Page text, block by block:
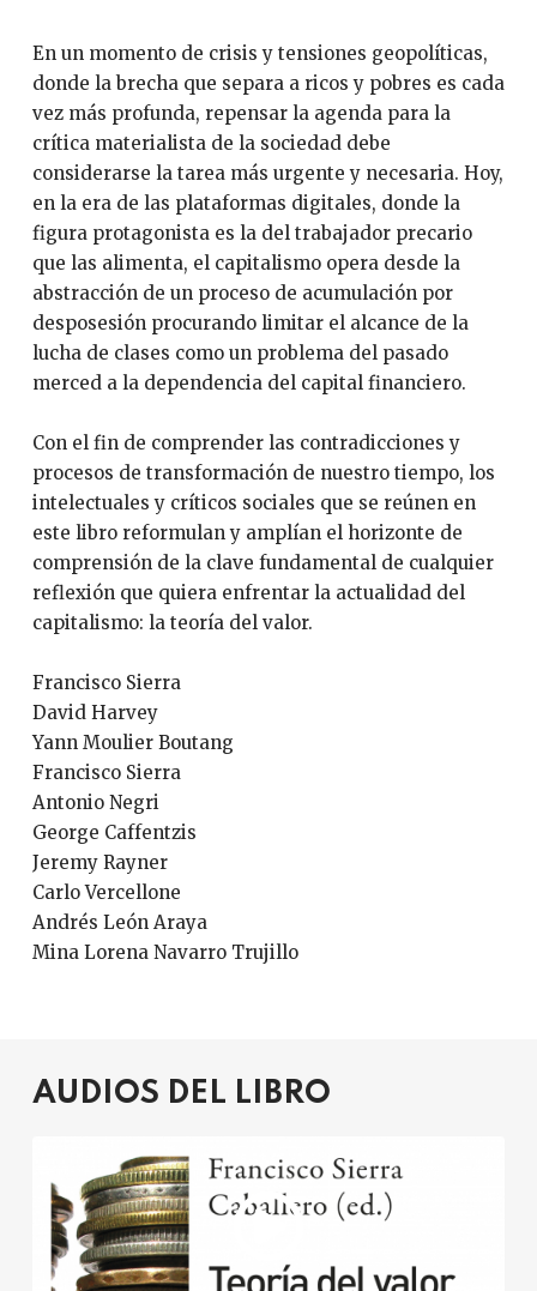
En un momento de crisis y tensiones geopolíticas,
donde la brecha que separa a ricos y pobres es cada
vez más profunda, repensar la agenda para la
crítica materialista de la sociedad debe
considerarse la tarea más urgente y necesaria. Hoy,
en la era de las plataformas digitales, donde la
figura protagonista es la del trabajador precario
que las alimenta, el capitalismo opera desde la
abstracción de un proceso de acumulación por
desposesión procurando limitar el alcance de la
lucha de clases como un problema del pasado
merced a la dependencia del capital financiero.
Con el fin de comprender las contradicciones y
procesos de transformación de nuestro tiempo, los
intelectuales y críticos sociales que se reúnen en
este libro reformulan y amplían el horizonte de
comprensión de la clave fundamental de cualquier
reflexión que quiera enfrentar la actualidad del
capitalismo: la teoría del valor.
Francisco Sierra
David Harvey
Yann Moulier Boutang
Francisco Sierra
Antonio Negri
George Caffentzis
Jeremy Rayner
Carlo Vercellone
Andrés León Araya
Mina Lorena Navarro Trujillo
AUDIOS DEL LIBRO